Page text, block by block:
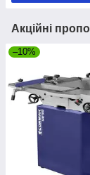
Акційні
–10%